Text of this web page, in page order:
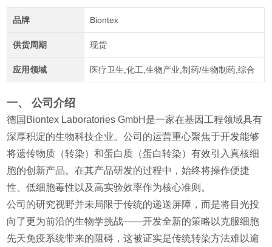
品牌 Biontex
供货周期 现货
应用领域 医疗卫生,化工,生物产业,制药/生物制药,综合
一、 公司介绍
德国Biontex Laboratories GmbH是一家在基因工程领域具有
深厚积淀的生物科技企业。公司的运营重心聚焦于开发能够
将遗传物质（转染）和蛋白质（蛋白转染）有效引入真核细
胞的创新产品。在其产品研发的过程中，始终将操作便捷
性、低细胞毒性以及高实验效率作为核心准则。
公司的研究视野并未局限于传统的递送屏障，而是将目光投
向了更为前沿的生物学挑战——开发全新的策略以克服细胞
先天免疫系统带来的阻碍，这被证实是传统转染方法难以逾